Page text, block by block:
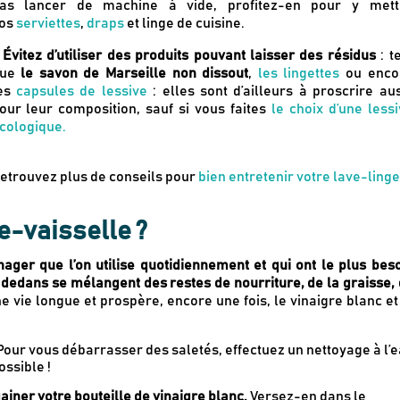
Newsletter
Inscrivez-vous
Des guides d’achats de produits éco-
lancer de machine à vide, profitez-en pour y
serviettes, drapset linge de cuisine.
Évitez d’utiliser des produits pouvant laisser des résidus :
le savon de Marseille non dissout, les lingettes ou
capsules de lessive : elles sont d’ailleurs à proscrire
leur composition, sauf si vous faites le choix d’une
plus de conseils pour bien entretenir votre lave-
vaisselle ?
que l’on utilise quotidiennement et qui ont le plus
se mélangent des restes de nourriture, de la graisse,
vie longue et prospère, encore une fois, le vinaigre blanc
vous débarrasser des saletés, effectuez un nettoyage à
!
votre bouteille de vinaigre blanc.Versez-en dans le